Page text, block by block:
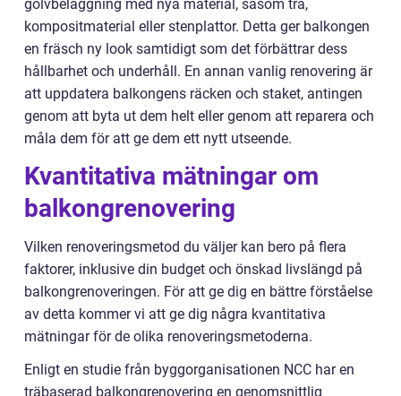
golvbeläggning med nya material, såsom trä,
kompositmaterial eller stenplattor. Detta ger balkongen
en fräsch ny look samtidigt som det förbättrar dess
hållbarhet och underhåll. En annan vanlig renovering är
att uppdatera balkongens räcken och staket, antingen
genom att byta ut dem helt eller genom att reparera och
måla dem för att ge dem ett nytt utseende.
Kvantitativa mätningar om
balkongrenovering
Vilken renoveringsmetod du väljer kan bero på flera
faktorer, inklusive din budget och önskad livslängd på
balkongrenoveringen. För att ge dig en bättre förståelse
av detta kommer vi att ge dig några kvantitativa
mätningar för de olika renoveringsmetoderna.
Enligt en studie från byggorganisationen NCC har en
träbaserad balkongrenovering en genomsnittlig